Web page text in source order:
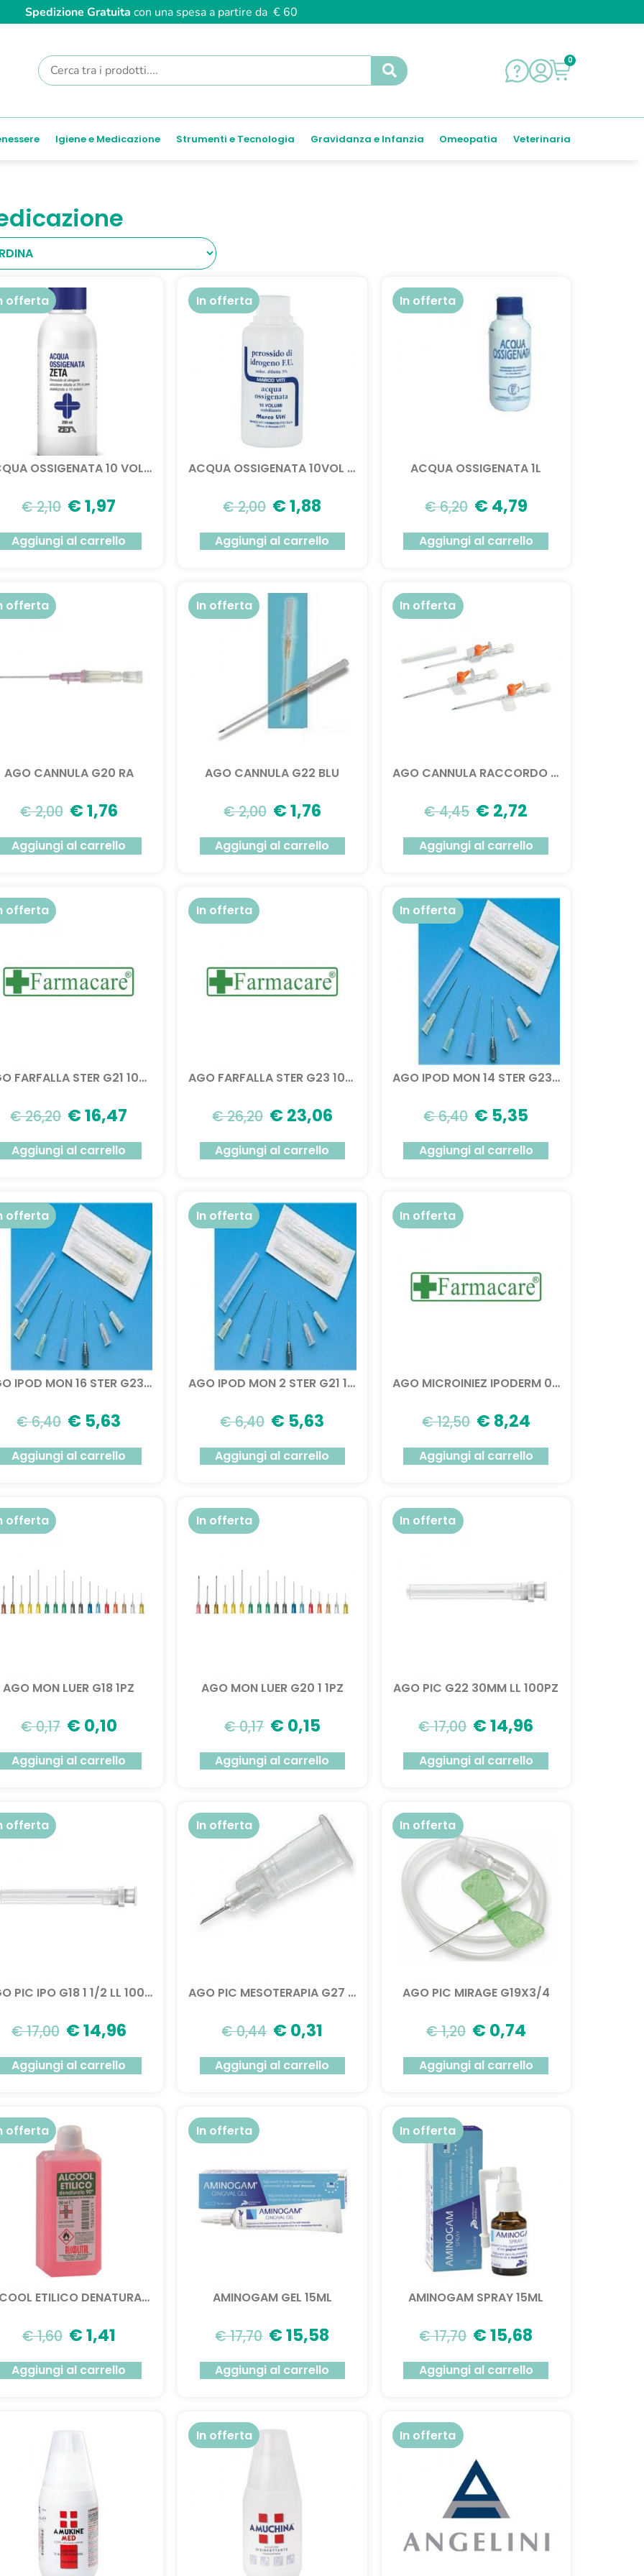
Spedizione Gratuita con una spesa a partire da € 60
0
Igiene e Medicazione Strumenti e Tecnologia Gravidanza e Infanzia Omeopatia Veterinaria
offerta
ACQUA OSSIGENATA 10 VOLUMI 100ML
€2,10 €1,97
Aggiungi al carrello
In offerta
ACQUA OSSIGENATA 10VOL 3% 100G
€2,00 €1,88
Aggiungi al carrello
In offerta
ACQUA OSSIGENATA 1L
€6,20 € 4,79
Aggiungi al carrello
offerta
AGO CANNULA G20 RA
€2,00 €1,76
Aggiungi al carrello
In offerta
AGO CANNULA G22 BLU
€2,00 €1,76
Aggiungi al carrello
In offerta
AGO CANNULA RACCORDO PERM CH20
€4,45 € 2,72
Aggiungi al carrello
offerta
AGO FARFALLA STER G21 100PZ
€26,20 €16,47
Aggiungi al carrello
In offerta
AGO FARFALLA STER G23 100PZ
€26,20 € 23,06
Aggiungi al carrello
In offerta
AGO IPOD MON 14 STER G23 100PZ
€6,40 € 5,35
Aggiungi al carrello
offerta
AGO IPOD MON 16 STER G23 100PZ
€6,40 € 5,63
Aggiungi al carrello
In offerta
AGO IPOD MON 2 STER G21 100PZ
€6,40 € 5,63
Aggiungi al carrello
In offerta
AGO MICROINIEZ IPODERM 0,30X13
€12,50 € 8,24
Aggiungi al carrello
offerta
AGO MON LUER G18 1PZ
€0,17 € 0,10
Aggiungi al carrello
In offerta
AGO MON LUER G20 1 1PZ
€0,17 € 0,15
Aggiungi al carrello
In offerta
AGO PIC G22 30MM LL 100PZ
€17,00 €14,96
Aggiungi al carrello
offerta
AGO PIC IPO G18 1 1/2 LL 100PZ
€17,00 €14,96
Aggiungi al carrello
In offerta
AGO PIC MESOTERAPIA G27 6MM 1PZ
€0,44 € 0,31
Aggiungi al carrello
In offerta
AGO PIC MIRAGE G19X3/4
€1,20 € 0,74
Aggiungi al carrello
offerta
ALCOOL ETILICO DENATURATO 90% 250ML
€1,60 €1,41
Aggiungi al carrello
In offerta
AMINOGAM GEL 15ML
€17,70 €15,58
Aggiungi al carrello
In offerta
AMINOGAM SPRAY 15ML
€17,70 €15,68
Aggiungi al carrello
In offerta In offerta